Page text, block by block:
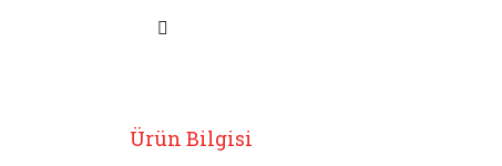
Ürün Bilgisi